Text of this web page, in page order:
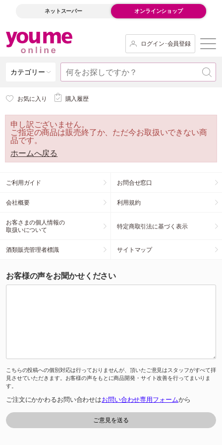
ネットスーパー オンラインショップ
ログイン･会員登録
カテゴリー
お気に入り 購入履歴
申し訳ございません。
ご指定の商品は販売終了か、ただ今お取扱いできない商
品です。
ホームへ戻る
ご利用ガイド お問合せ窓口
会社概要 利用規約
お客さまの個人情報の
取扱いについて
特定商取引法に基づく表示
酒類販売管理者標識 サイトマップ
お客様の声をお聞かせください
こちらの投稿への個別対応は行っておりませんが、頂いたご意見はスタッフがすべて拝
見させていただきます。お客様の声をもとに商品開発・サイト改善を行ってまいりま
す。
ご注文にかかわるお問い合わせはお問い合わせ専用フォームから